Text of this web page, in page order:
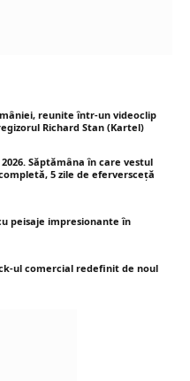
reunite într-un videoclip
Richard Stan (Kartel)
Săptămâna în care vestul
5 zile de eferversceță
peisaje impresionante în
ul comercial redefinit de noul